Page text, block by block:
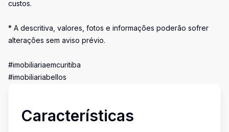
custos.
* A descritiva, valores, fotos e informações poderão sofrer
alterações sem aviso prévio.
#imobiliariaemcuritiba
#imobiliariabellos
Características